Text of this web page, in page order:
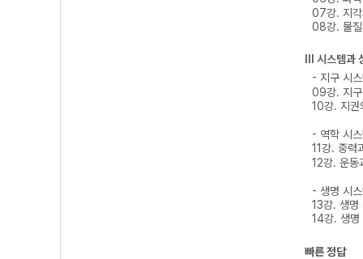
07강. 지각
08강. 물질
Ⅲ 시스템과
- 지구 시
09강. 지구
10강. 지권
- 역학 시
11강. 중력
12강. 운동
- 생명 시
13강. 생명
14강. 생명
빠른 정답